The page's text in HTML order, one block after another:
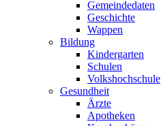
Gemeindedaten
Geschichte
Wappen
Bildung
Kindergarten
Schulen
Volkshochschule
Gesundheit
Ärzte
Apotheken